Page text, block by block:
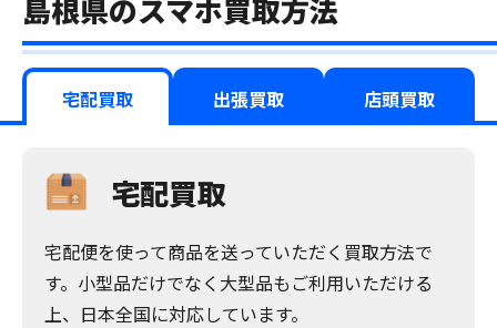
島根県のスマホ買取方法
宅配買取 出張買取 店頭買取
宅配買取
宅配便を使って商品を送っていただく買取方法で
す。小型品だけでなく大型品もご利用いただける
上、日本全国に対応しています。